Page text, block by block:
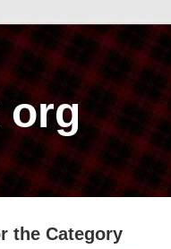
org
the Category